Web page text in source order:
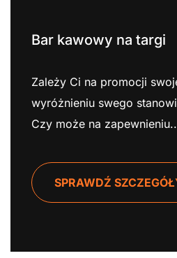
Bar kawowy na targi
Zależy Ci na promocji
wyróżnieniu swego
Czy może na
SPRAWDŹ